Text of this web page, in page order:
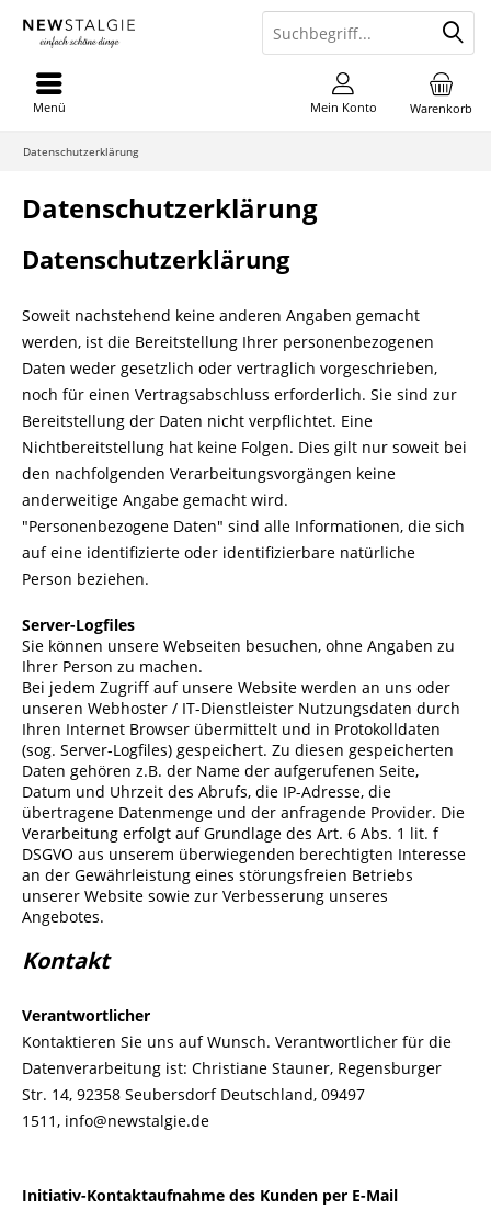
Warenkorb
Mein Konto
Menü
Datenschutzerklärung
Datenschutzerklärung
Datenschutzerklärung
Soweit nachstehend keine anderen Angaben gemacht
werden, ist die Bereitstellung Ihrer personenbezogenen
Daten weder gesetzlich oder vertraglich vorgeschrieben,
noch für einen Vertragsabschluss erforderlich. Sie sind zur
Bereitstellung der Daten nicht verpflichtet. Eine
Nichtbereitstellung hat keine Folgen. Dies gilt nur soweit bei
den nachfolgenden Verarbeitungsvorgängen keine
anderweitige Angabe gemacht wird.
"Personenbezogene Daten" sind alle Informationen, die sich
auf eine identifizierte oder identifizierbare natürliche
Person beziehen.
Server-Logfiles
Sie können unsere Webseiten besuchen, ohne Angaben zu
Ihrer Person zu machen.
Bei jedem Zugriff auf unsere Website werden an uns oder
unseren Webhoster / IT-Dienstleister Nutzungsdaten durch
Ihren Internet Browser übermittelt und in Protokolldaten
(sog. Server-Logfiles) gespeichert. Zu diesen gespeicherten
Daten gehören z.B. der Name der aufgerufenen Seite,
Datum und Uhrzeit des Abrufs, die IP-Adresse, die
übertragene Datenmenge und der anfragende Provider. Die
Verarbeitung erfolgt auf Grundlage des Art. 6 Abs. 1 lit. f
DSGVO aus unserem überwiegenden berechtigten Interesse
an der Gewährleistung eines störungsfreien Betriebs
unserer Website sowie zur Verbesserung unseres
Angebotes.
Kontakt
Verantwortlicher
Kontaktieren Sie uns auf Wunsch. Verantwortlicher für die
Datenverarbeitung ist: Christiane Stauner, Regensburger
Str. 14, 92358 Seubersdorf Deutschland, 09497
1511, info@newstalgie.de
Initiativ-Kontaktaufnahme des Kunden per E-Mail